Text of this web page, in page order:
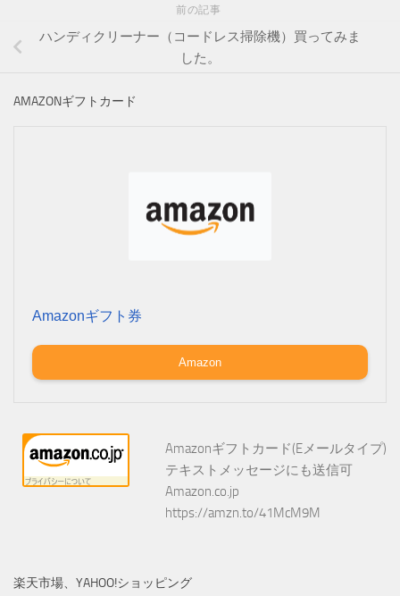
前の記事
ハンディクリーナー（コードレス掃除機）買ってみま
した。
AMAZONギフトカード
Amazonギフト券
Amazon
Amazonギフトカード(Eメールタイプ)
テキストメッセージにも送信可
Amazon.co.jp
https://amzn.to/41McM9M
楽天市場、YAHOO!ショッピング